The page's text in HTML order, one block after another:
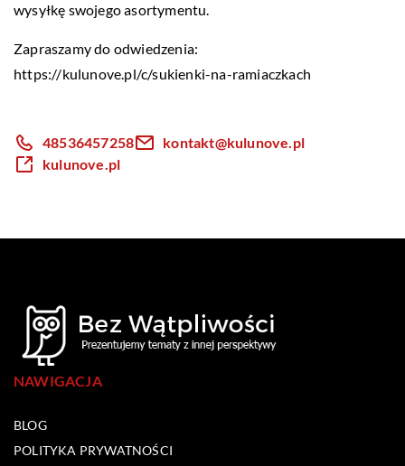
wysyłkę swojego asortymentu.
Zapraszamy do odwiedzenia:
https://kulunove.pl/c/sukienki-na-ramiaczkach
48536457258
kontakt@kulunove.pl
kulunove.pl
NAWIGACJA
BLOG
POLITYKA PRYWATNOŚCI